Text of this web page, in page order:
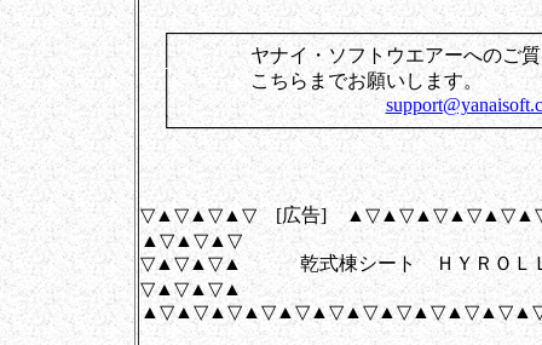
│ ヤナイ・ソフトウエアーへのご
│ こちらまでお
│
▽▲▽▲▽▲▽ [広告]
▲▽▲▽▲▽
▽▲▽▲▽▲ 乾式棟シート ＨＹＲＯＬ
▽▲▽▲▽▲